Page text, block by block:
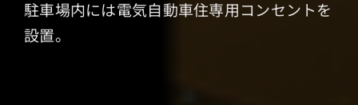
駐車場内には電気自動車住専用コンセントを
設置。